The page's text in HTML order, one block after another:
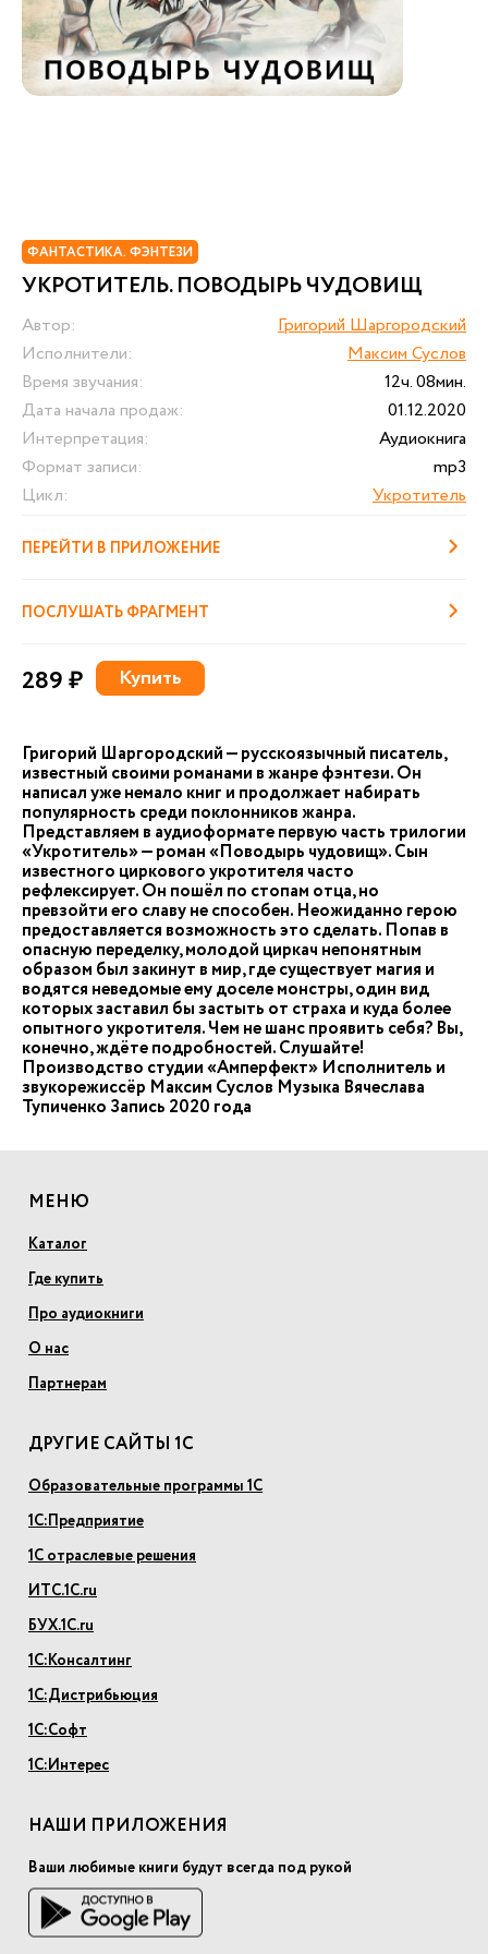
ФАНТАСТИКА. ФЭНТЕЗИ
УКРОТИТЕЛЬ. ПОВОДЫРЬ ЧУДОВИЩ
Автор:
Григорий Шаргородский
Исполнители:
Максим Суслов
Время звучания:
12ч. 08мин.
Дата начала продаж:
01.12.2020
Интерпретация:
Аудиокнига
Формат записи:
mp3
Цикл:
Укротитель
ПЕРЕЙТИ В ПРИЛОЖЕНИЕ
ПОСЛУШАТЬ ФРАГМЕНТ
289 ₽ Купить
Григорий Шаргородский — русскоязычный писатель,
известный своими романами в жанре фэнтези. Он
написал уже немало книг и продолжает набирать
популярность среди поклонников жанра.
Представляем в аудиоформате первую часть трилогии
«Укротитель» — роман «Поводырь чудовищ». Сын
известного циркового укротителя часто
рефлексирует. Он пошёл по стопам отца, но
превзойти его славу не способен. Неожиданно герою
предоставляется возможность это сделать. Попав в
опасную переделку, молодой циркач непонятным
образом был закинут в мир, где существует магия и
водятся неведомые ему доселе монстры, один вид
которых заставил бы застыть от страха и куда более
опытного укротителя. Чем не шанс проявить себя? Вы,
конечно, ждёте подробностей. Слушайте!
Производство студии «Амперфект» Исполнитель и
звукорежиссёр Максим Суслов Музыка Вячеслава
Тупиченко Запись 2020 года
МЕНЮ
Каталог
Где купить
Про аудиокниги
О нас
Партнерам
ДРУГИЕ САЙТЫ 1С
Образовательные программы 1С
1С:Предприятие
1С отраслевые решения
ИТС.1С.ru
БУХ.1С.ru
1С:Консалтинг
1С:Дистрибьюция
1С:Софт
1С:Интерес
НАШИ ПРИЛОЖЕНИЯ
Ваши любимые книги будут всегда под рукой